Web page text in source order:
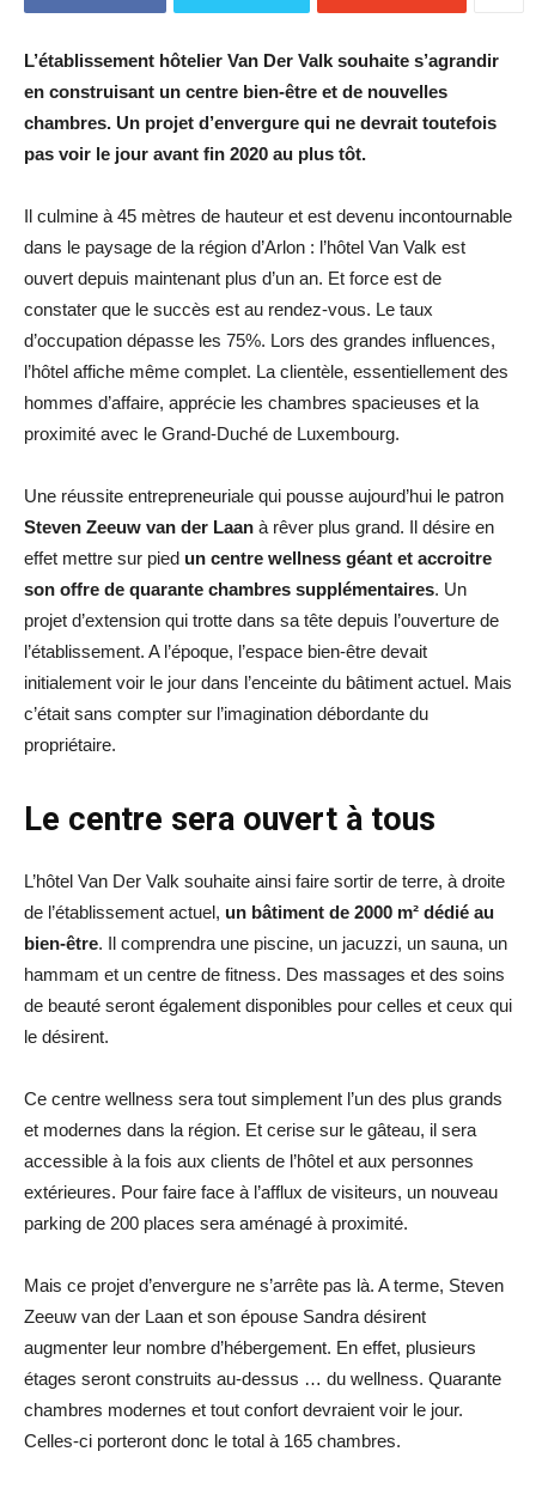
L’établissement hôtelier Van Der Valk souhaite s’agrandir
en construisant un centre bien-être et de nouvelles
chambres. Un projet d’envergure qui ne devrait toutefois
pas voir le jour avant fin 2020 au plus tôt.
Il culmine à 45 mètres de hauteur et est devenu incontournable
dans le paysage de la région d’Arlon : l’hôtel Van Valk est
ouvert depuis maintenant plus d’un an. Et force est de
constater que le succès est au rendez-vous. Le taux
d’occupation dépasse les 75%. Lors des grandes influences,
l’hôtel affiche même complet. La clientèle, essentiellement des
hommes d’affaire, apprécie les chambres spacieuses et la
proximité avec le Grand-Duché de Luxembourg.
Une réussite entrepreneuriale qui pousse aujourd’hui le patron
Steven Zeeuw van der Laan à rêver plus grand. Il désire en
effet mettre sur pied un centre wellness géant et accroitre
son offre de quarante chambres supplémentaires. Un
projet d’extension qui trotte dans sa tête depuis l’ouverture de
l’établissement. A l’époque, l’espace bien-être devait
initialement voir le jour dans l’enceinte du bâtiment actuel. Mais
c’était sans compter sur l’imagination débordante du
propriétaire.
Le centre sera ouvert à tous
L’hôtel Van Der Valk souhaite ainsi faire sortir de terre, à droite
de l’établissement actuel, un bâtiment de 2000 m² dédié au
bien-être. Il comprendra une piscine, un jacuzzi, un sauna, un
hammam et un centre de fitness. Des massages et des soins
de beauté seront également disponibles pour celles et ceux qui
le désirent.
Ce centre wellness sera tout simplement l’un des plus grands
et modernes dans la région. Et cerise sur le gâteau, il sera
accessible à la fois aux clients de l’hôtel et aux personnes
extérieures. Pour faire face à l’afflux de visiteurs, un nouveau
parking de 200 places sera aménagé à proximité.
Mais ce projet d’envergure ne s’arrête pas là. A terme, Steven
Zeeuw van der Laan et son épouse Sandra désirent
augmenter leur nombre d’hébergement. En effet, plusieurs
étages seront construits au-dessus … du wellness. Quarante
chambres modernes et tout confort devraient voir le jour.
Celles-ci porteront donc le total à 165 chambres.